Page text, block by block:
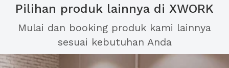
Pilihan produk lainnya di XWORK
Mulai dan booking produk kami lainnya
sesuai kebutuhan Anda